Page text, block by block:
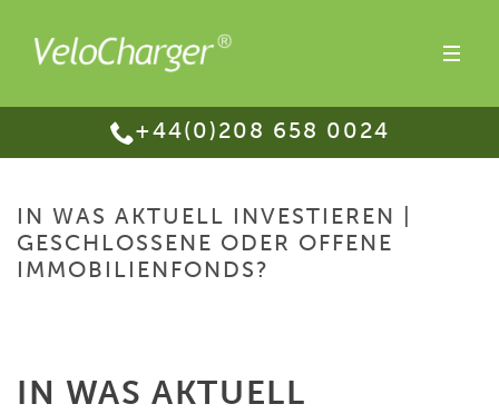
+44(0)208 658 0024
IN WAS AKTUELL INVESTIEREN |
GESCHLOSSENE ODER OFFENE
IMMOBILIENFONDS?
IN WAS AKTUELL